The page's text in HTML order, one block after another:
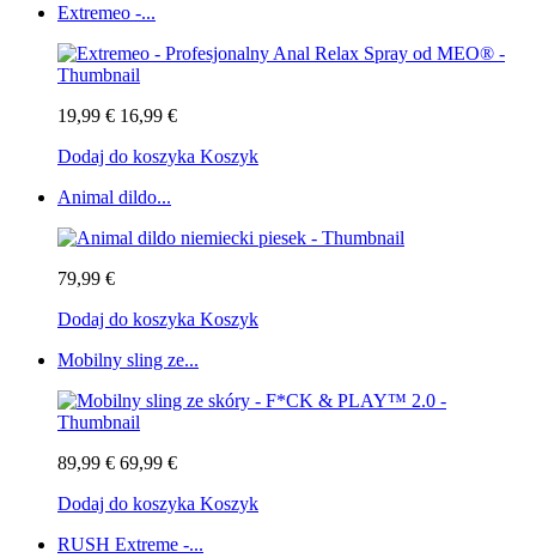
Extremeo -...
19,99 € 16,99 €
Dodaj do koszyka Koszyk
Animal dildo...
79,99 €
Dodaj do koszyka Koszyk
Mobilny sling ze...
89,99 € 69,99 €
Dodaj do koszyka Koszyk
RUSH Extreme -...